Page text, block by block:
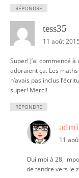
RÉPONDRE
tess35
11 août 2015
Super! J’ai commencé
adoraient ça. Les
n’avais pas inclus
super! Merci!
RÉPONDRE
11
Oui moi à 28,
de tendre vers le